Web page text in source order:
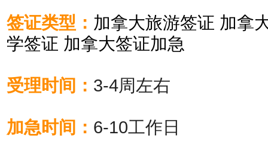
签证类型： 加拿大旅游签证 加拿
学签证 加拿大签证加急
受理时间： 3-4周左右
加急时间： 6-10工作日